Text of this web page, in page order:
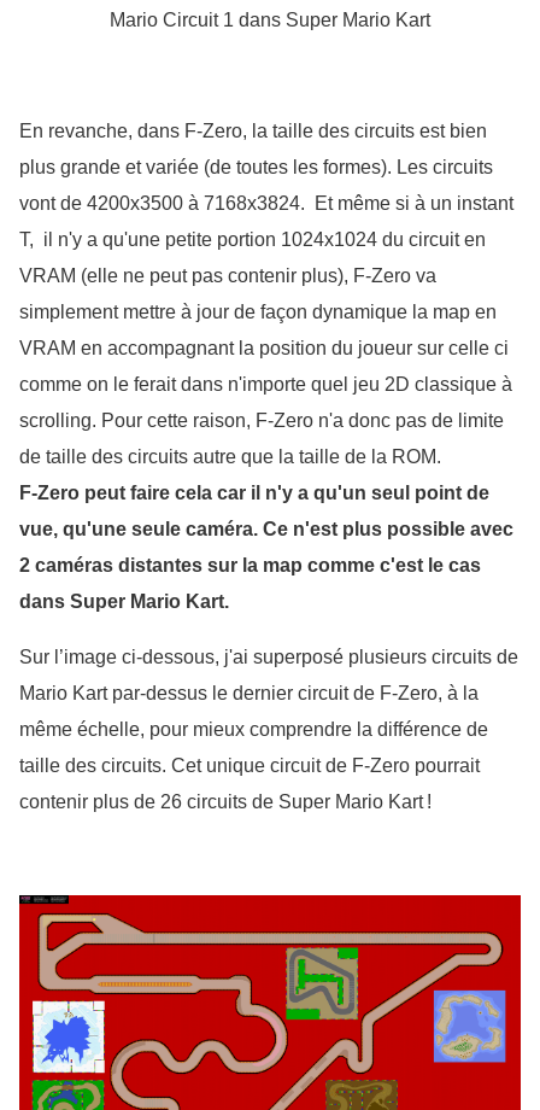
Mario Circuit 1 dans Super Mario Kart
En revanche, dans F-Zero, la taille des circuits est bien
plus grande et variée (de toutes les formes). Les circuits
vont de 4200x3500 à 7168x3824.  Et même si à un instant
T,  il n'y a qu'une petite portion 1024x1024 du circuit en
VRAM (elle ne peut pas contenir plus), F-Zero va
simplement mettre à jour de façon dynamique la map en
VRAM en accompagnant la position du joueur sur celle ci
comme on le ferait dans n'importe quel jeu 2D classique à
scrolling. Pour cette raison, F-Zero n'a donc pas de limite
de taille des circuits autre que la taille de la ROM.
F-Zero peut faire cela car il n'y a qu'un seul point de
vue, qu'une seule caméra. Ce n'est plus possible avec
2 caméras distantes sur la map comme c'est le cas
dans Super Mario Kart.
Sur l’image ci-dessous, j'ai superposé plusieurs circuits de
Mario Kart par-dessus le dernier circuit de F-Zero, à la
même échelle, pour mieux comprendre la différence de
taille des circuits. Cet unique circuit de F-Zero pourrait
contenir plus de 26 circuits de Super Mario Kart !